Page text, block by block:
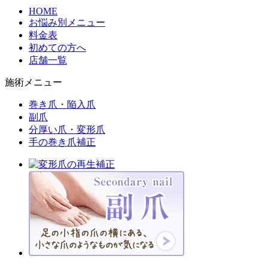
HOME
お悩み別メニュー
料金表
初めての方へ
店舗一覧
施術メニュー
巻き爪・陥入爪
副爪
分厚い爪・変形爪
手の巻き爪補正